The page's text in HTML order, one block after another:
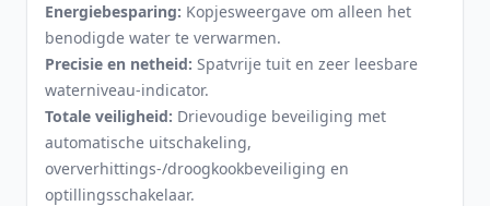
Energiebesparing: Kopjesweergave om alleen het
benodigde water te verwarmen.
Precisie en netheid: Spatvrije tuit en zeer leesbare
waterniveau-indicator.
Totale veiligheid: Drievoudige beveiliging met
automatische uitschakeling,
oververhittings-/droogkookbeveiliging en
optillingsschakelaar.